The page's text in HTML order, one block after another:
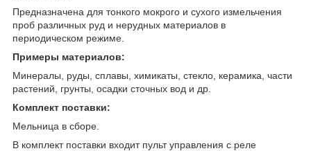
Предназначена для тонкого мокрого и сухого измельчения
проб различных руд и нерудных материалов в
периодическом режиме.
Примеры материалов:
Минералы, руды, сплавы, химикаты, стекло, керамика, части
растений, грунты, осадки сточных вод и др.
Комплект поставки:
Мельница в сборе.
В комплект поставки входит пульт управления с реле